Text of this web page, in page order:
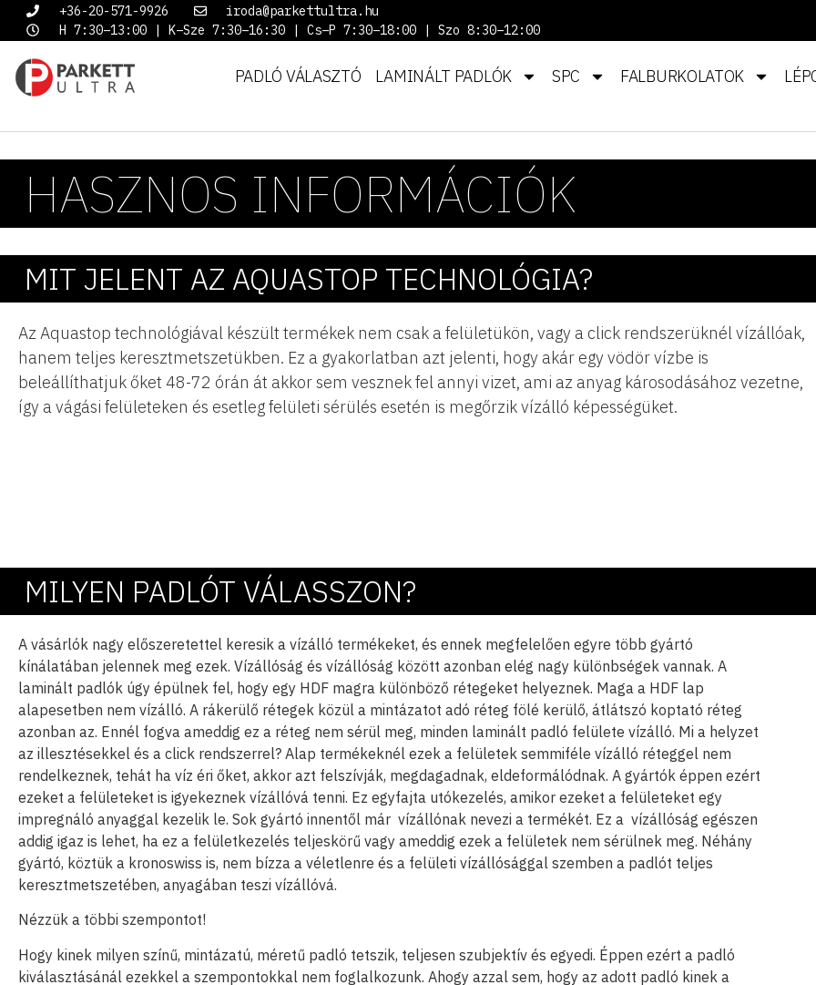
+36-20-571-9926
iroda@parkettultra.hu
H 7:30–13:00 | K–Sze 7:30–16:30 | Cs–P 7:30–18:00 | Szo 8:30–12:00
PADLÓ VÁLASZTÓ LAMINÁLT PADLÓK SPC FALBURKOLATOK
HASZNOS INFORMÁCIÓK
MIT JELENT AZ AQUASTOP TECHNOLÓGIA?​
Az Aquastop technológiával készült termékek nem csak a felületükön, vagy a click rendszerüknél vízállóak,
hanem teljes keresztmetszetükben. Ez a gyakorlatban azt jelenti, hogy akár egy vödör vízbe is
beleállíthatjuk őket 48-72 órán át akkor sem vesznek fel annyi vizet, ami az anyag károsodásához vezetne,
így a vágási felületeken és esetleg felületi sérülés esetén is megőrzik vízálló képességüket.
MILYEN PADLÓT VÁLASSZON?
A vásárlók nagy előszeretettel keresik a vízálló termékeket, és ennek megfelelően egyre több gyártó
kínálatában jelennek meg ezek. Vízállóság és vízállóság között azonban elég nagy különbségek vannak. A
laminált padlók úgy épülnek fel, hogy egy HDF magra különböző rétegeket helyeznek. Maga a HDF lap
alapesetben nem vízálló. A rákerülő rétegek közül a mintázatot adó réteg fölé kerülő, átlátszó koptató réteg
azonban az. Ennél fogva ameddig ez a réteg nem sérül meg, minden laminált padló felülete vízálló. Mi a helyzet
az illesztésekkel és a click rendszerrel? Alap termékeknél ezek a felületek semmiféle vízálló réteggel nem
rendelkeznek, tehát ha víz éri őket, akkor azt felszívják, megdagadnak, eldeformálódnak. A gyártók éppen ezért
ezeket a felületeket is igyekeznek vízállóvá tenni. Ez egyfajta utókezelés, amikor ezeket a felületeket egy
impregnáló anyaggal kezelik le. Sok gyártó innentől már vízállónak nevezi a termékét. Ez a vízállóság egészen
addig igaz is lehet, ha ez a felületkezelés teljeskörű vagy ameddig ezek a felületek nem sérülnek meg. Néhány
gyártó, köztük a kronoswiss is, nem bízza a véletlenre és a felületi vízállósággal szemben a padlót teljes
keresztmetszetében, anyagában teszi vízállóvá.
Nézzük a többi szempontot!
Hogy kinek milyen színű, mintázatú, méretű padló tetszik, teljesen szubjektív és egyedi. Éppen ezért a padló
kiválasztásánál ezekkel a szempontokkal nem foglalkozunk. Ahogy azzal sem, hogy az adott padló kinek a